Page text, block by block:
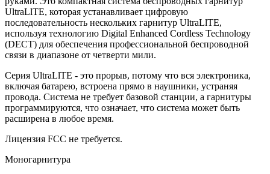
UltraLlTE, которая устанавливает цифровую
последовательность нескольких гарнитур UltraLlTE,
используя технологию Digital Enhanced Cordless Technology
(DECT) для обеспечения профессиональной беспроводной
связи в диапазоне от четверти мили.
Серия UltraLlTE - это прорыв, потому что вся электроника,
включая батарею, встроена прямо в наушники, устраняя
провода. Система не требует базовой станции, а гарнитуры
программируются, что означает, что система может быть
расширена в любое время.
Лицензия FCC не требуется.
Моногарнитура